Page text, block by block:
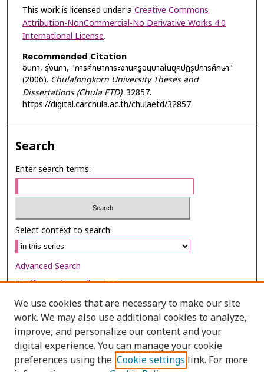
This work is licensed under a Creative Commons
Attribution-NonCommercial-No Derivative Works 4.0
International License.
Recommended Citation
อินทา, รุ่งนภา, "การศึกษาภาระงานครูอนุบาลในยุคปฏิรูปการศึกษา"
(2006). Chulalongkorn University Theses and
Dissertations (Chula ETD). 32857.
https://digital.car.chula.ac.th/chulaetd/32857
Search
Enter search terms:
Select context to search:
Advanced Search
Notify me via email orRSS
Browse
Collections
Disciplines
Authors
We use cookies that are necessary to make our site
work. We may also use additional cookies to analyze,
improve, and personalize our content and your
digital experience. You can manage your cookie
preferences using the Cookie settings link. For more